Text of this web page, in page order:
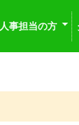
事担当の方